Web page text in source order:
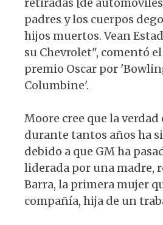
padres y los cuerpos
hijos muertos. Vean
su Chevrolet", comentó
premio Oscar por
Columbine'.
Moore cree que la
durante tantos años ha
debido a que GM ha
liderada por una madre,
Barra, la primera mujer
compañía, hija de un